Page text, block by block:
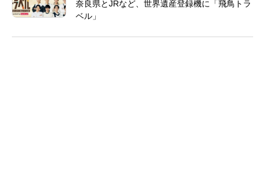
奈良県とJRなど、世界遺産登録機に「飛鳥トラ
ベル」